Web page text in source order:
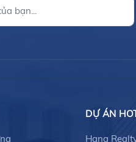
DỰ ÁN
Hana